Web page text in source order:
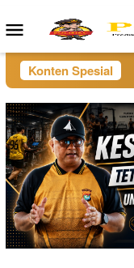
Menu
Mobile
Konten Spesial